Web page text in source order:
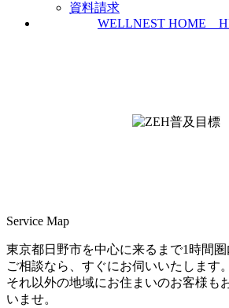
資料請求
WELLNEST HOME
Service Map
東京都日野市を中心に来るまで1時間
ご相談なら、すぐにお伺いいたします。
それ以外の地域にお住まいのお客様も
いませ。